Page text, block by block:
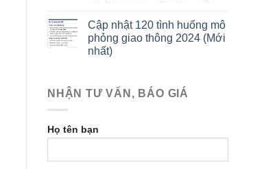
Cập nhật 120 tình huống mô
phỏng giao thông 2024 (Mới
nhất)
NHẬN TƯ VẤN, BÁO GIÁ
Họ tên bạn